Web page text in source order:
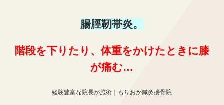
腸脛靭帯炎。
階段を下りたり、体重をかけたときに膝
が痛む…
経験豊富な院長が施術｜もりおか鍼灸接骨院